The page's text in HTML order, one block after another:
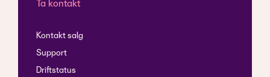
Ta kontakt
Kontakt salg
Support
Driftstatus